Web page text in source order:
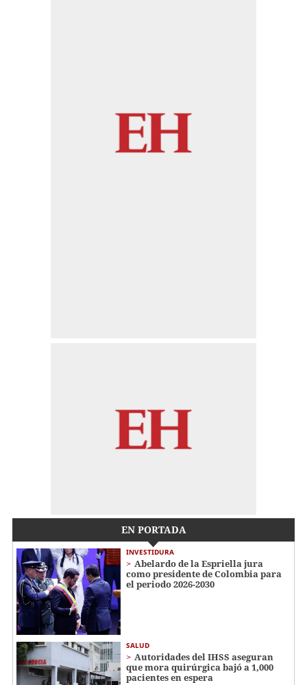
EN PORTADA
INVESTIDURA
Abelardo de la Espriella jura
como presidente de Colombia para
el periodo 2026-2030
SALUD
Autoridades del IHSS aseguran
que mora quirúrgica bajó a 1,000
pacientes en espera